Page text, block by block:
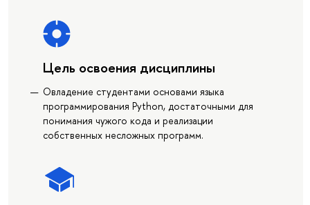
Цель освоения дисциплины
Овладение студентами основами языка
программирования Python, достаточными для
понимания чужого кода и реализации
собственных несложных программ.